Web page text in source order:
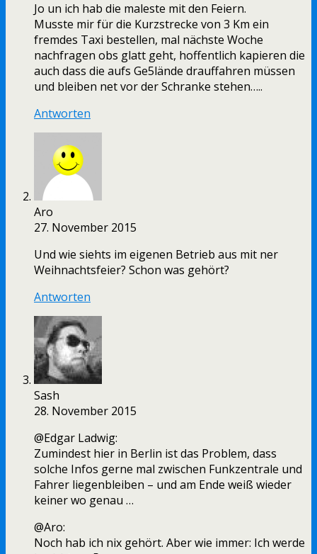
Jo un ich hab die maleste mit den Feiern.
Musste mir für die Kurzstrecke von 3 Km ein
fremdes Taxi bestellen, mal nächste Woche
nachfragen obs glatt geht, hoffentlich kapieren die
auch dass die aufs Ge5lände drauffahren müssen
und bleiben net vor der Schranke stehen…..
Antworten
Aro
27. November 2015
Und wie siehts im eigenen Betrieb aus mit ner
Weihnachtsfeier? Schon was gehört?
Antworten
Sash
28. November 2015
@Edgar Ladwig:
Zumindest hier in Berlin ist das Problem, dass
solche Infos gerne mal zwischen Funkzentrale und
Fahrer liegenbleiben – und am Ende weiß wieder
keiner wo genau …
@Aro:
Noch hab ich nix gehört. Aber wie immer: Ich werde